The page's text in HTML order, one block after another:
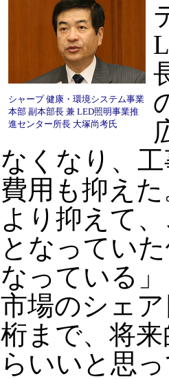
シャープ 健康・環境システム事業
本部 副本部長 兼 LED照明事業推
進センター所長 大塚尚考氏
なくなり、
費用も抑え
より抑えて
となってい
なっている
市場のシェ
桁まで、将
らいいと思